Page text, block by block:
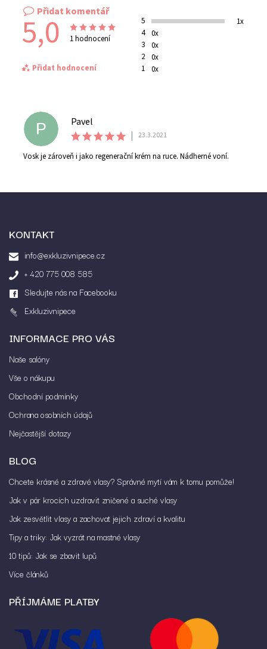
Přidat komentář
5,0 1 hodnocení
Přidat hodnocení
5
1x
4
0x
3
0x
2
0x
1
0x
Vložením hodnocení souhlasíte s
ochrany osobních údajů
P
Pavel
| 23.3.2021
Vosk je zároveň i jako regenerační krém na ruce. Nádherné voní.
KONTAKT
info@exkluzivnipece.cz
+ 420 775 008 585
Sledujte nás na Facebooku
Exkluzivnipece
INFORMACE PRO VÁS
Naše salóny
Vše o nákupu
Obchodní podmínky
Ochrana osobních údajů
Nejčastější dotazy
BLOG
Chcete krásné a zdravé vlasy? Správné mytí vám k tomu pomůže!
Jak v pár krocích uzdravit zničené a suché vlasy
Jak zesvětlit vlasy a zachovat jejich zdraví a kvalitu
Tipy a triky: Jak vyzrát na mastné vlasy
10 tipů: Jak se zbavit lupů
Více článků
PŘÍJMÁME PLATBY